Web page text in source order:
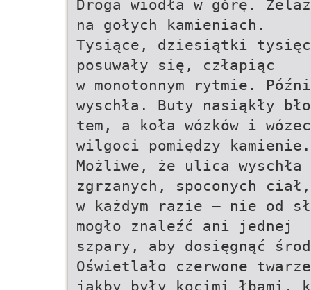
Droga wiodła w górę.
na gołych kamieniach.
Tysiące, dziesiątki
posuwały się, człapiąc
w monotonnym rytmie.
wyschła. Buty nasiąkły
tem, a koła wózków i
wilgoci pomiędzy kamienie.
Możliwe, że ulica wyschła
zgrzanych, spoconych ciał,
w każdym razie – nie od
mogło znaleźć ani jednej
szpary, aby dosięgnąć
Oświetlało czerwone
jakby były kocimi